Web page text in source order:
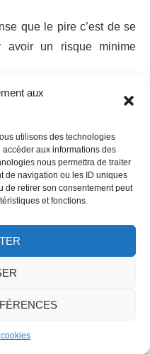
aux
utilisons des technologies
aux informations des
nous permettra de traiter
de navigation ou les ID uniques
de retirer son consentement peut
et fonctions.
que le pire c’est de se
avoir un risque minime
photos font du bien au
mais d’un autre côté
!! Ahah, merci pour ce